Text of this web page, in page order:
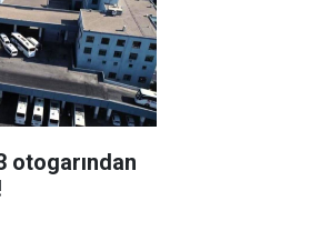
otogarından